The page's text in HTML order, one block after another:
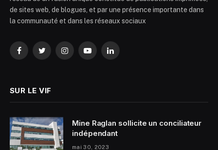
de sites web, de blogues, et par une présence importante dans
la communauté et dans les réseaux sociaux
FacebookTwitterInstagramYouTubeLinkedIn
SUR LE VIF
Mine Raglan sollicite un conciliateur
indépendant
mai 30, 2023